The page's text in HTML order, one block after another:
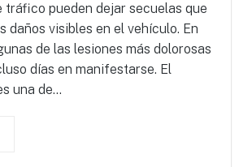
tráfico pueden dejar secuelas que
daños visibles en el vehículo. En
de las lesiones más dolorosas
días en manifestarse. El
una de...